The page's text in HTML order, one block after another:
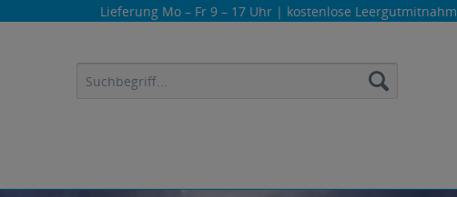
Lieferung Mo – Fr 9 – 17 Uhr | kostenlose